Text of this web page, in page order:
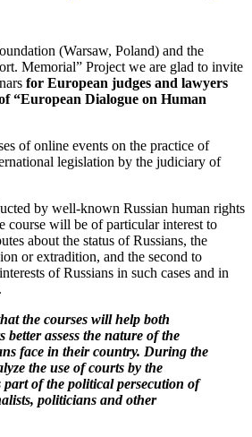
(Warsaw, Poland) and the
Memorial” Project we are glad to invite
for European judges and lawyers
“European Dialogue on Human
of online events on the practice of
legislation by the judiciary of
by well-known Russian human rights
course will be of particular interest to
about the status of Russians, the
or extradition, and the second to
of Russians in such cases and in
the courses will help both
better assess the nature of the
face in their country. During the
the use of courts by the
part of the political persecution of
politicians and other